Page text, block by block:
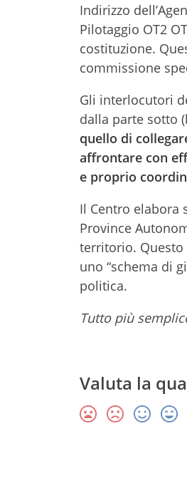
Indirizzo
Pilotaggio OT2
costituzione.
commissione
Gli interlocutori
dalla parte sotto
quello di
affrontare con
e proprio
Il Centro elabora
Province
territorio.
uno “schema di
politica.
Tutto più
Valuta la